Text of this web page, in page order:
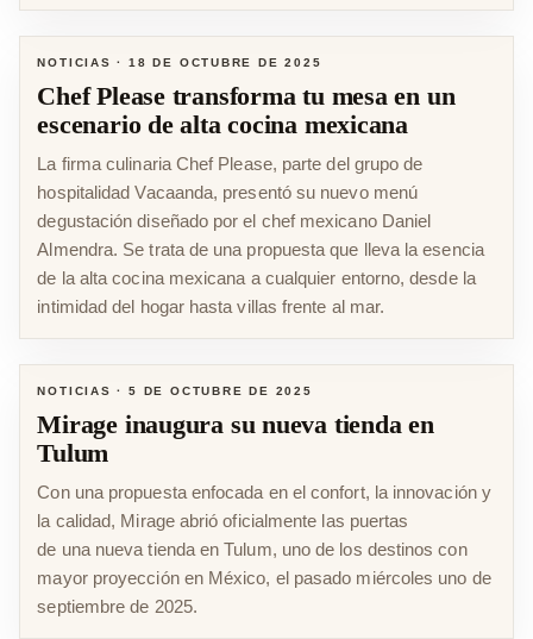
NOTICIAS ·18 DE OCTUBRE DE 2025
Chef Please transforma tu mesa en un
escenario de alta cocina mexicana
La firma culinaria Chef Please, parte del grupo de
hospitalidad Vacaanda, presentó su nuevo menú
degustación diseñado por el chef mexicano Daniel
Almendra. Se trata de una propuesta que lleva la esencia
de la alta cocina mexicana a cualquier entorno, desde la
intimidad del hogar hasta villas frente al mar.
NOTICIAS ·5 DE OCTUBRE DE 2025
Mirage inaugura su nueva tienda en
Tulum
Con una propuesta enfocada en el confort, la innovación y
la calidad, Mirage abrió oficialmente las puertas
de una nueva tienda en Tulum, uno de los destinos con
mayor proyección en México, el pasado miércoles uno de
septiembre de 2025.